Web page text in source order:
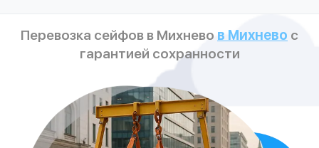
Контакты
Спецтехника
Перевозка сейфов в Михнево в Михнево с
гарантией сохранности